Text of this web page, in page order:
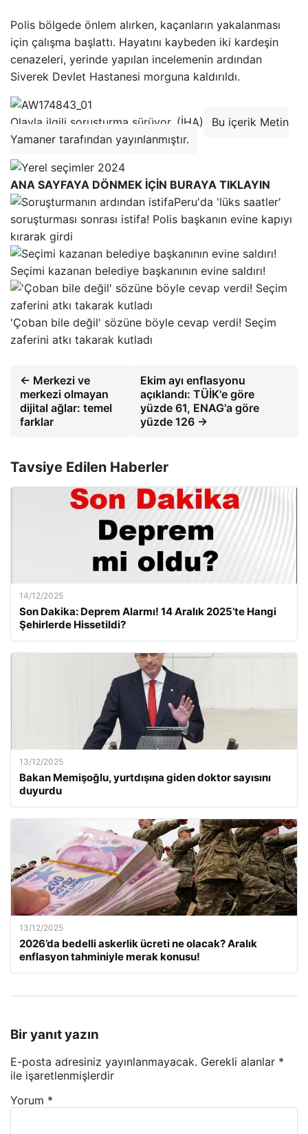
Polis bölgede önlem alırken, kaçanların yakalanması
için çalışma başlattı. Hayatını kaybeden iki kardeşin
cenazeleri, yerinde yapılan incelemenin ardından
Siverek Devlet Hastanesi morguna kaldırıldı.
Olayla ilgili soruşturma sürüyor. (İHA)
Bu içerik Metin
Yamaner tarafından yayınlanmıştır.
ANA SAYFAYA DÖNMEK İÇİN BURAYA TIKLAYIN
Peru'da 'lüks saatler'
soruşturması sonrası istifa! Polis başkanın evine kapıyı
kırarak girdi
Seçimi kazanan belediye başkanının evine saldırı!
'Çoban bile değil' sözüne böyle cevap verdi! Seçim
zaferini atkı takarak kutladı
← Merkezi ve
merkezi olmayan
dijital ağlar: temel
farklar
Ekim ayı enflasyonu
açıklandı: TÜİK'e göre
yüzde 61, ENAG'a göre
yüzde 126 →
Tavsiye Edilen Haberler
14/12/2025
Son Dakika: Deprem Alarmı! 14 Aralık 2025’te Hangi
Şehirlerde Hissetildi?
13/12/2025
Bakan Memişoğlu, yurtdışına giden doktor sayısını
duyurdu
13/12/2025
2026’da bedelli askerlik ücreti ne olacak? Aralık
enflasyon tahminiyle merak konusu!
Bir yanıt yazın
E-posta adresiniz yayınlanmayacak. Gerekli alanlar *
ile işaretlenmişlerdir
Yorum *